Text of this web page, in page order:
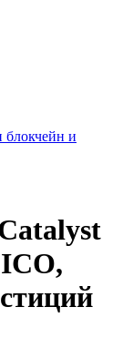
блокчейн и